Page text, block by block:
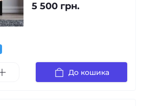
5 500 грн.
До кошика